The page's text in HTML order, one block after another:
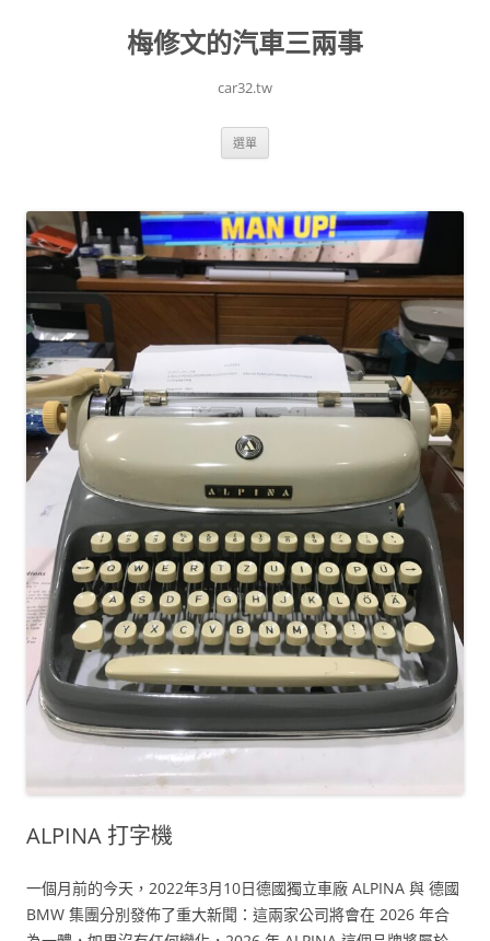
梅修文的汽車三兩事
car32.tw
選單
ALPINA 打字機
一個月前的今天，2022年3月10日德國獨立車廠 ALPINA 與 德國
BMW 集團分別發佈了重大新聞：這兩家公司將會在 2026 年合